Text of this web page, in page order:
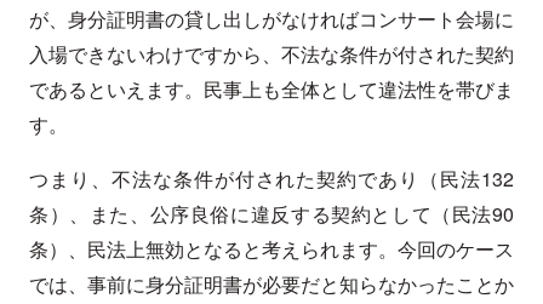
が、身分証明書の貸し出しがなければコンサート会場に
入場できないわけですから、不法な条件が付された契約
であるといえます。民事上も全体として違法性を帯びま
す。
つまり、不法な条件が付された契約であり（民法132
条）、また、公序良俗に違反する契約として（民法90
条）、民法上無効となると考えられます。今回のケース
では、事前に身分証明書が必要だと知らなかったことか